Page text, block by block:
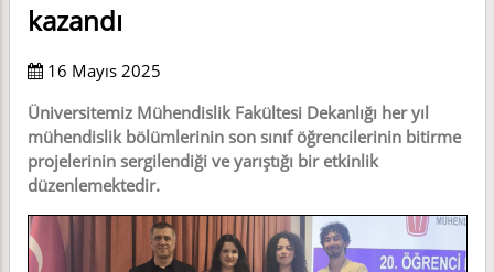
kazandı
16 Mayıs 2025
Üniversitemiz Mühendislik Fakültesi Dekanlığı her yıl
mühendislik bölümlerinin son sınıf öğrencilerinin bitirme
projelerinin sergilendiği ve yarıştığı bir etkinlik
düzenlemektedir.